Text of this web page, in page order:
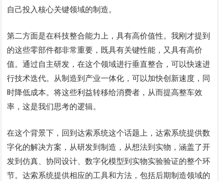
自己投入核心关键领域的制造。
第二方面是在科技整合能力上，具有高价值性。我刚才提到
的这些零部件都非常重要，既具有关键性能，又具有高价
值。通过自主研发，在这个领域进行垂直整合，可以快速进
行技术迭代。从制造到产业一体化，可以加快创新速度，同
时降低成本。将这些利益转移给消费者，从而提高整车效
率，这是我们思考的逻辑。
在这个背景下，回到达索系统这个话题上，达索系统提供数
字化的解决方案，从研发到制造，从想法到实物，涵盖了开
发到仿真、协同设计、数字化模型到实物实验验证的整个环
节。达索系统提供相应的工具和方法，包括后期制造领域的